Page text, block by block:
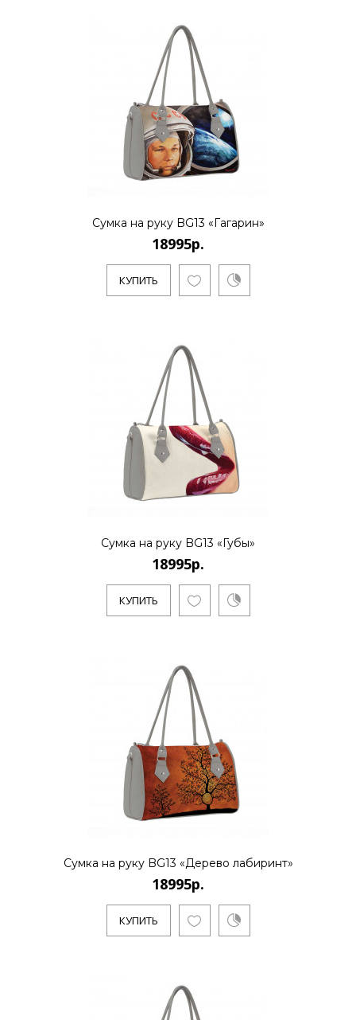
Сумка на руку BG13 «Гагарин»
18995р.
КУПИТЬ
Сумка на руку BG13 «Губы»
18995р.
КУПИТЬ
Сумка на руку BG13 «Дерево лабиринт»
18995р.
КУПИТЬ